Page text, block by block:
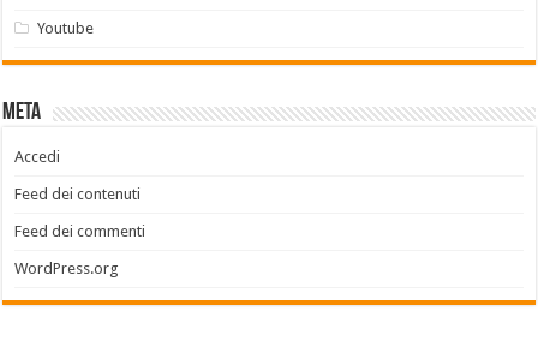
Youtube
Meta
Accedi
Feed dei contenuti
Feed dei commenti
WordPress.org